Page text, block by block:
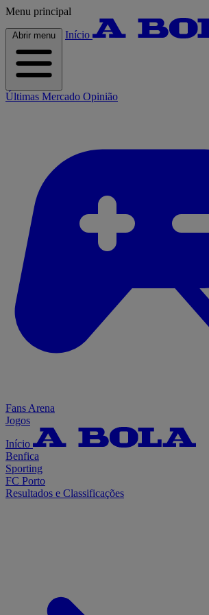
Menu principal
Abrir menu Início
Últimas Mercado Opinião
Fans Arena
Jogos
Início
Benfica
Sporting
FC Porto
Resultados e Classificações